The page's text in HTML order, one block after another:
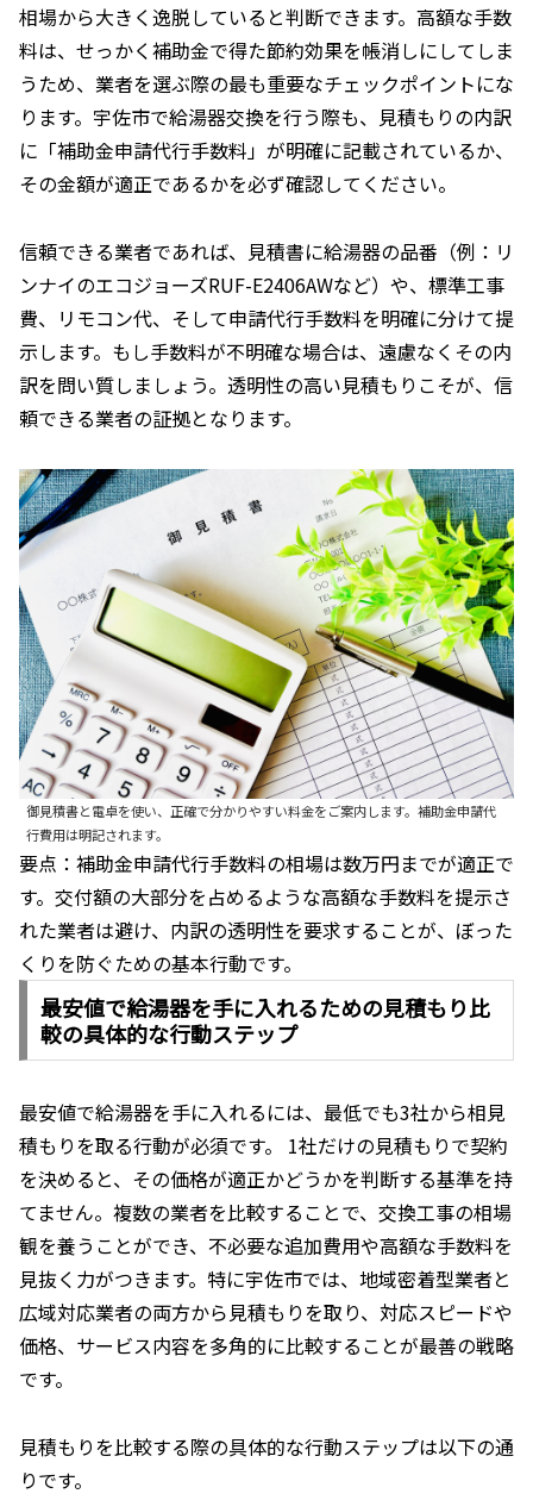
相場から大きく逸脱していると判断できます。高額な手数
料は、せっかく補助金で得た節約効果を帳消しにしてしま
うため、業者を選ぶ際の最も重要なチェックポイントにな
ります。宇佐市で給湯器交換を行う際も、見積もりの内訳
に「補助金申請代行手数料」が明確に記載されているか、
その金額が適正であるかを必ず確認してください。
信頼できる業者であれば、見積書に給湯器の品番（例：リ
ンナイのエコジョーズRUF-E2406AWなど）や、標準工事
費、リモコン代、そして申請代行手数料を明確に分けて提
示します。もし手数料が不明確な場合は、遠慮なくその内
訳を問い質しましょう。透明性の高い見積もりこそが、信
頼できる業者の証拠となります。
御見積書と電卓を使い、正確で分かりやすい料金をご案内します。補助金申請代
行費用は明記されます。
要点：補助金申請代行手数料の相場は数万円までが適正で
す。交付額の大部分を占めるような高額な手数料を提示さ
れた業者は避け、内訳の透明性を要求することが、ぼった
くりを防ぐための基本行動です。
最安値で給湯器を手に入れるための見積もり比
較の具体的な行動ステップ
最安値で給湯器を手に入れるには、最低でも3社から相見
積もりを取る行動が必須です。 1社だけの見積もりで契約
を決めると、その価格が適正かどうかを判断する基準を持
てません。複数の業者を比較することで、交換工事の相場
観を養うことができ、不必要な追加費用や高額な手数料を
見抜く力がつきます。特に宇佐市では、地域密着型業者と
広域対応業者の両方から見積もりを取り、対応スピードや
価格、サービス内容を多角的に比較することが最善の戦略
です。
見積もりを比較する際の具体的な行動ステップは以下の通
りです。